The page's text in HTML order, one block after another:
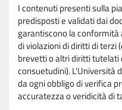
I contenuti presenti sulla
predisposti e validati dai
garantiscono la
di violazioni di diritti di terzi
brevetti o altri diritti tutelati
consuetudini). L'Università
da ogni obbligo di verifica
accuratezza o veridicità di